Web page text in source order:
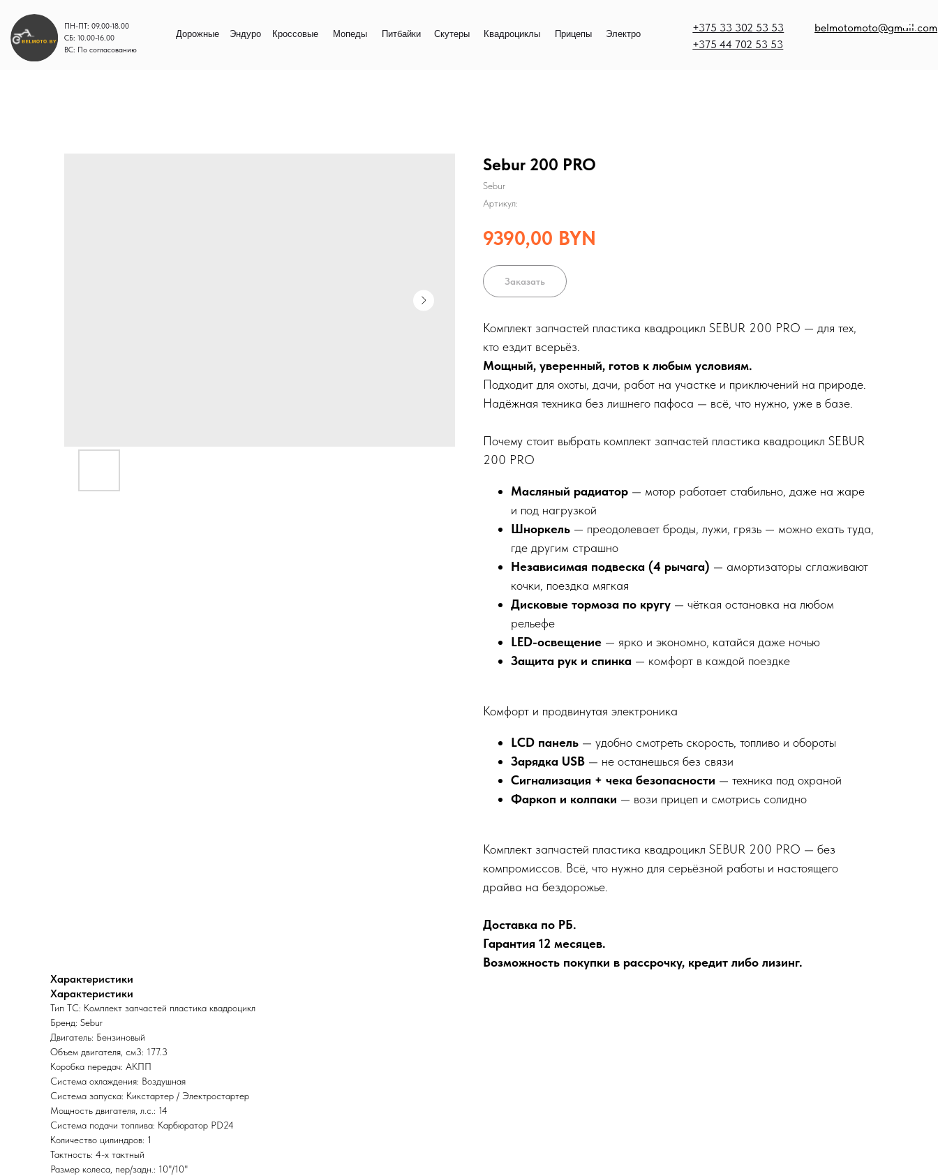
belmotomoto@gmail.com
+375 33 302 53 53
+375 44 702 53 53
ПН-ПТ: 09.00-18.00
СБ: 10.00-16.00
ВС: По согласованию
Дорожные Эндуро Кроссовые Мопеды Электро
Прицепы
Квадроциклы
Скутеры
Питбайки
Sebur 200 PRO
Sebur
Артикул:
9390,00 BYN
Заказать
Комплект запчастей пластика квадроцикл SEBUR 200 PRO — для тех,
кто ездит всерьёз.
Мощный, уверенный, готов к любым условиям.
Подходит для охоты, дачи, работ на участке и приключений на природе.
Надёжная техника без лишнего пафоса — всё, что нужно, уже в базе.
Почему стоит выбрать комплект запчастей пластика квадроцикл SEBUR
200 PRO
Масляный радиатор — мотор работает стабильно, даже на жаре
и под нагрузкой
Шноркель — преодолевает броды, лужи, грязь — можно ехать туда,
где другим страшно
Независимая подвеска (4 рычага) — амортизаторы сглаживают
кочки, поездка мягкая
Дисковые тормоза по кругу — чёткая остановка на любом
рельефе
LED-освещение — ярко и экономно, катайся даже ночью
Защита рук и спинка — комфорт в каждой поездке
Комфорт и продвинутая электроника
LCD панель — удобно смотреть скорость, топливо и обороты
Зарядка USB — не останешься без связи
Сигнализация + чека безопасности — техника под охраной
Фаркоп и колпаки — вози прицеп и смотрись солидно
Комплект запчастей пластика квадроцикл SEBUR 200 PRO — без
компромиссов. Всё, что нужно для серьёзной работы и настоящего
драйва на бездорожье.
Доставка по РБ.
Гарантия 12 месяцев.
Возможность покупки в рассрочку, кредит либо лизинг.
Характеристики
Характеристики
Тип ТС: Комплект запчастей пластика квадроцикл
Бренд: Sebur
Двигатель: Бензиновый
Объем двигателя, см3: 177.3
Коробка передач: АКПП
Система охлаждения: Воздушная
Система запуска: Кикстартер / Электростартер
Мощность двигателя, л.с.: 14
Система подачи топлива: Карбюратор PD24
Количество цилиндров: 1
Тактность: 4-x тактный
Размер колеса, пер/задн.: 10"/10"